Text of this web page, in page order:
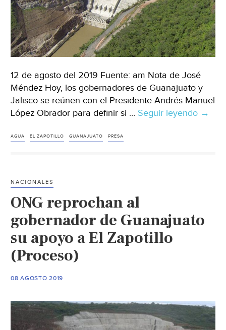
12 de agosto del 2019 Fuente: am Nota de José
Méndez Hoy, los gobernadores de Guanajuato y
Jalisco se reúnen con el Presidente Andrés Manuel
López Obrador para definir si … Seguir leyendo →
AGUA EL ZAPOTILLO GUANAJUATO PRESA
NACIONALES
ONG reprochan al
gobernador de Guanajuato
su apoyo a El Zapotillo
(Proceso)
08 AGOSTO 2019